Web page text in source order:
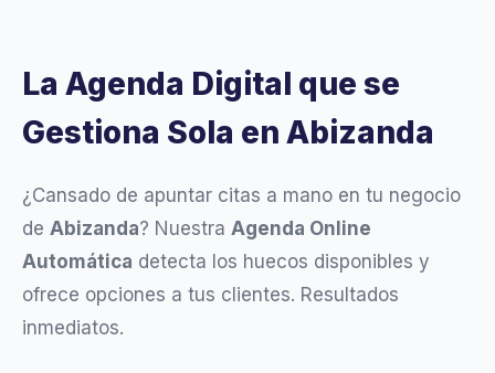
La Agenda Digital que se
Gestiona Sola en Abizanda
¿Cansado de apuntar citas a mano en tu negocio
de Abizanda? Nuestra Agenda Online
Automática detecta los huecos disponibles y
ofrece opciones a tus clientes. Resultados
inmediatos.